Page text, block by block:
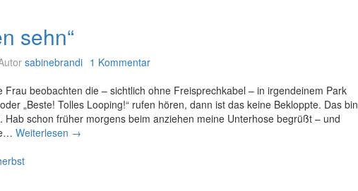
r
sehn“
sabinebrandi 1 Kommentar
beobachten die – sichtlich ohne Freisprechkabel – in irgendeinem Park
„Beste! Tolles Looping!“ rufen hören, dann ist das keine Bekloppte. Das bin
Hab schon früher morgens beim anziehen meine Unterhose begrüßt – und
Weiterlesen „→